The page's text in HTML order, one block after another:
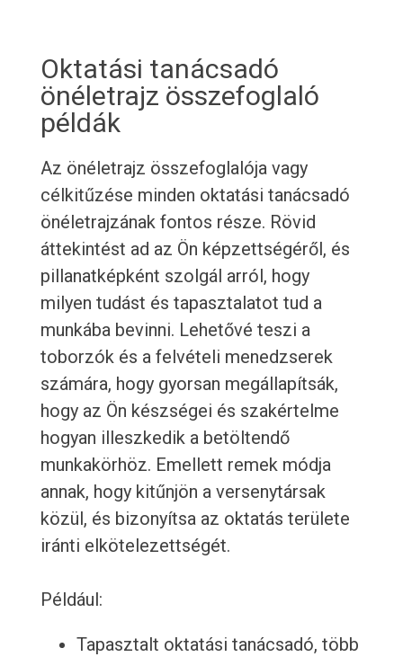
Oktatási tanácsadó
önéletrajz összefoglaló
példák
Az önéletrajz összefoglalója vagy
célkitűzése minden oktatási tanácsadó
önéletrajzának fontos része. Rövid
áttekintést ad az Ön képzettségéről, és
pillanatképként szolgál arról, hogy
milyen tudást és tapasztalatot tud a
munkába bevinni. Lehetővé teszi a
toborzók és a felvételi menedzserek
számára, hogy gyorsan megállapítsák,
hogy az Ön készségei és szakértelme
hogyan illeszkedik a betöltendő
munkakörhöz. Emellett remek módja
annak, hogy kitűnjön a versenytársak
közül, és bizonyítsa az oktatás területe
iránti elkötelezettségét.
Például:
Tapasztalt oktatási tanácsadó, több